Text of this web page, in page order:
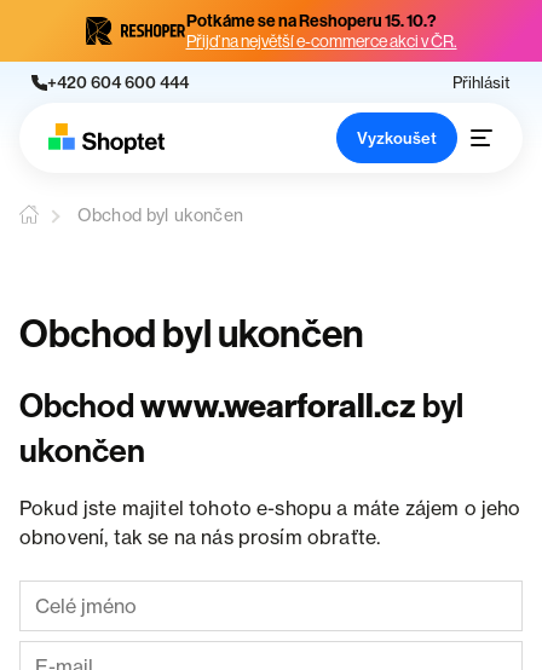
Potkáme se na Reshoperu 15. 10.?
Přijď na největší e-commerce akci v ČR.
+420 604 600 444 Přihlásit
Vyzkoušet
Obchod byl ukončen
Obchod byl ukončen
Obchodwww.wearforall.cz byl
ukončen
Pokud jste majitel tohoto e-shopu a máte zájem o jeho
obnovení, tak se na nás prosím obraťte.